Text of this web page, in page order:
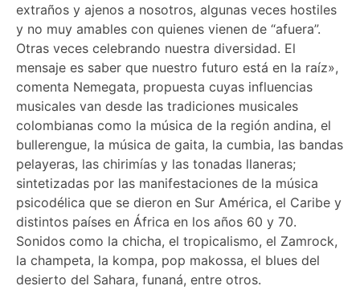
extraños y ajenos a nosotros, algunas veces hostiles
y no muy amables con quienes vienen de “afuera”.
Otras veces celebrando nuestra diversidad. El
mensaje es saber que nuestro futuro está en la raíz»,
comenta Nemegata, propuesta cuyas influencias
musicales van desde las tradiciones musicales
colombianas como la música de la región andina, el
bullerengue, la música de gaita, la cumbia, las bandas
pelayeras, las chirimías y las tonadas llaneras;
sintetizadas por las manifestaciones de la música
psicodélica que se dieron en Sur América, el Caribe y
distintos países en África en los años 60 y 70.
Sonidos como la chicha, el tropicalismo, el Zamrock,
la champeta, la kompa, pop makossa, el blues del
desierto del Sahara, funaná, entre otros.